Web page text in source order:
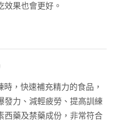
效果也會更好。
時，快速補充精力的食品，
發力、減輕疲勞、提高訓練
西藥及禁藥成份，非常符合